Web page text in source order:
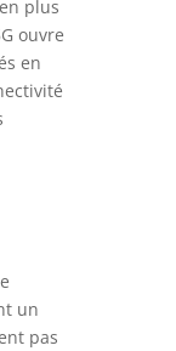
plus
ouvre
en
un
pas